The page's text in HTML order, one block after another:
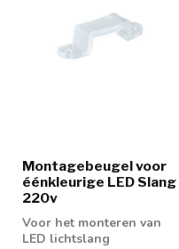
Montagebeugel voor
éénkleurige LED Slang
220v
Voor het monteren van
LED lichtslang